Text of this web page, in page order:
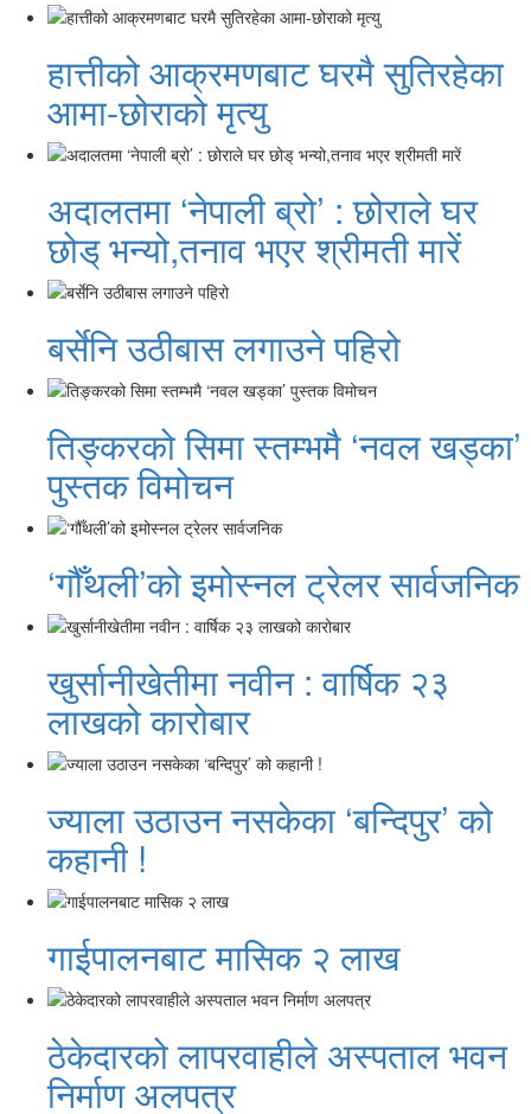
हात्तीको आक्रमणबाट घरमै सुतिरहेका
आमा-छोराको मृत्यु
अदालतमा ‘नेपाली ब्रो’ : छोराले घर
छोड् भन्यो,तनाव भएर श्रीमती मारें
बर्सेनि उठीबास लगाउने पहिरो
तिङ्करको सिमा स्तम्भमै ‘नवल खड्का’
पुस्तक विमोचन
‘गौँथली’को इमोस्नल ट्रेलर सार्वजनिक
खुर्सानीखेतीमा नवीन : वार्षिक २३
लाखको कारोबार
ज्याला उठाउन नसकेका ‘बन्दिपुर’ को
कहानी !
गाईपालनबाट मासिक २ लाख
ठेकेदारको लापरवाहीले अस्पताल भवन
निर्माण अलपत्र